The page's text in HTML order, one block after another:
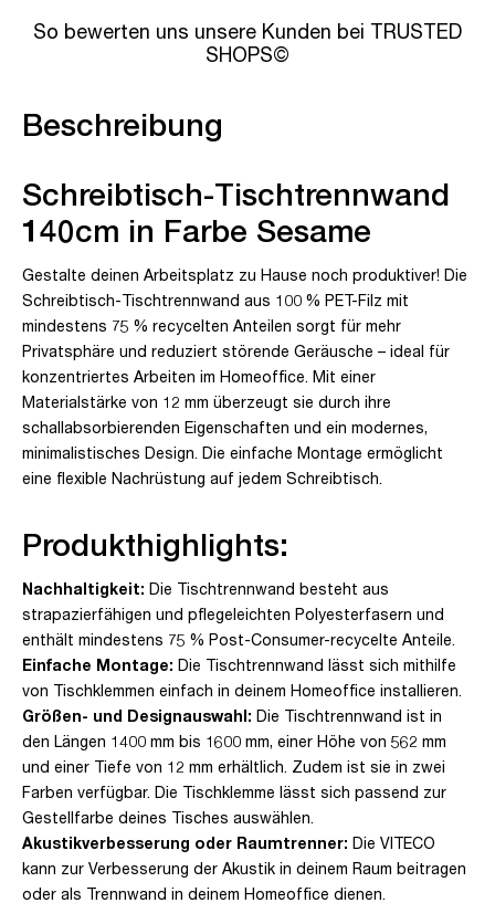
So bewerten uns unsere Kunden bei TRUSTED
SHOPS©
Beschreibung
Schreibtisch-Tischtrennwand
140cm in Farbe Sesame
Gestalte deinen Arbeitsplatz zu Hause noch produktiver! Die
Schreibtisch-Tischtrennwand aus 100 % PET-Filz mit
mindestens 75 % recycelten Anteilen sorgt für mehr
Privatsphäre und reduziert störende Geräusche – ideal für
konzentriertes Arbeiten im Homeoffice. Mit einer
Materialstärke von 12 mm überzeugt sie durch ihre
schallabsorbierenden Eigenschaften und ein modernes,
minimalistisches Design. Die einfache Montage ermöglicht
eine flexible Nachrüstung auf jedem Schreibtisch.
Produkthighlights:
Nachhaltigkeit: Die Tischtrennwand besteht aus
strapazierfähigen und pflegeleichten Polyesterfasern und
enthält mindestens 75 % Post-Consumer-recycelte Anteile.
Einfache Montage: Die Tischtrennwand lässt sich mithilfe
von Tischklemmen einfach in deinem Homeoffice installieren.
Größen- und Designauswahl: Die Tischtrennwand ist in
den Längen 1400 mm bis 1600 mm, einer Höhe von 562 mm
und einer Tiefe von 12 mm erhältlich. Zudem ist sie in zwei
Farben verfügbar. Die Tischklemme lässt sich passend zur
Gestellfarbe deines Tisches auswählen.
Akustikverbesserung oder Raumtrenner: Die VITECO
kann zur Verbesserung der Akustik in deinem Raum beitragen
oder als Trennwand in deinem Homeoffice dienen.